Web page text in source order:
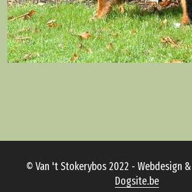
© Van 't Stokerybos 2022 - Webdesign
Dogsite.be